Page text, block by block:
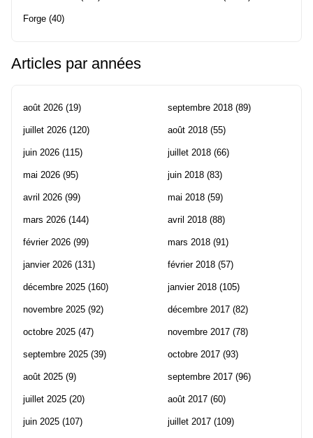
Forge (40)
Articles par années
août 2026 (19)
juillet 2026 (120)
juin 2026 (115)
mai 2026 (95)
avril 2026 (99)
mars 2026 (144)
février 2026 (99)
janvier 2026 (131)
décembre 2025 (160)
novembre 2025 (92)
octobre 2025 (47)
septembre 2025 (39)
août 2025 (9)
juillet 2025 (20)
juin 2025 (107)
septembre 2018 (89)
août 2018 (55)
juillet 2018 (66)
juin 2018 (83)
mai 2018 (59)
avril 2018 (88)
mars 2018 (91)
février 2018 (57)
janvier 2018 (105)
décembre 2017 (82)
novembre 2017 (78)
octobre 2017 (93)
septembre 2017 (96)
août 2017 (60)
juillet 2017 (109)